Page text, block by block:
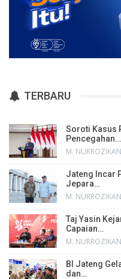
TERBARU
Soroti Kasus
Pencegahan…
M. NURROZIKAN
Jateng Incar
Jepara…
M. NURROZIKAN
Taj Yasin
Capaian…
M. NURROZIKAN
BI Jateng
dan…